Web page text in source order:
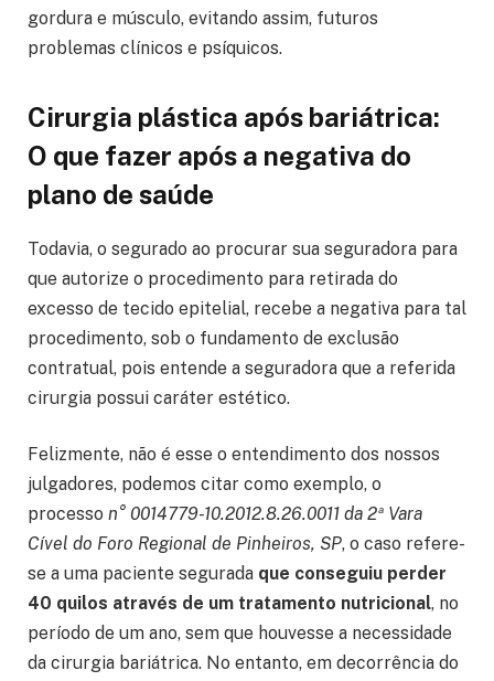
gordura e músculo, evitando assim, futuros
problemas clínicos e psíquicos.
Cirurgia plástica após bariátrica:
O que fazer após a negativa do
plano de saúde
Todavia, o segurado ao procurar sua seguradora para
que autorize o procedimento para retirada do
excesso de tecido epitelial, recebe a negativa para tal
procedimento, sob o fundamento de exclusão
contratual, pois entende a seguradora que a referida
cirurgia possui caráter estético.
Felizmente, não é esse o entendimento dos nossos
julgadores, podemos citar como exemplo, o
processo n° 0014779-10.2012.8.26.0011 da 2ª Vara
Cível do Foro Regional de Pinheiros, SP, o caso refere-
se a uma paciente segurada que conseguiu perder
40 quilos através de um tratamento nutricional, no
período de um ano, sem que houvesse a necessidade
da cirurgia bariátrica. No entanto, em decorrência do